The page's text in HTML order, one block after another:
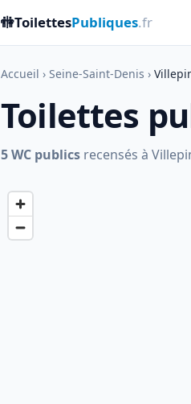
🚻ToilettesPubliques.fr
Accueil › Seine-Saint-Denis ›
Toilettes
5 WC publics recensés à